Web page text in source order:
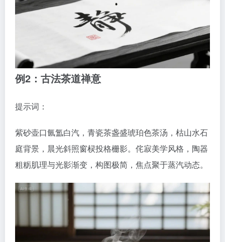
例2：古法茶道禅意
提示词：
紫砂壶口氤氲白汽，青瓷茶盏盛琥珀色茶汤，枯山水石
庭背景，晨光斜照窗棂投格栅影。侘寂美学风格，陶器
粗粝肌理与光影渐变，构图极简，焦点聚于蒸汽动态。